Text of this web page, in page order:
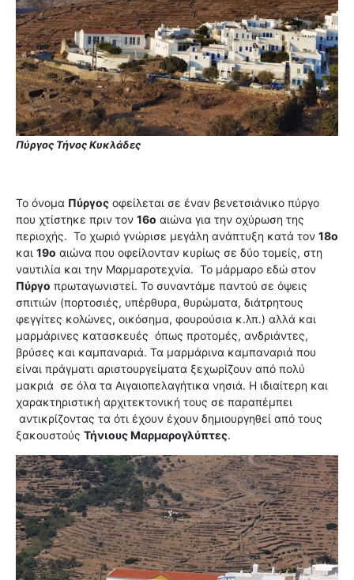
Πύργος Τήνος Κυκλάδες
Το όνομα Πύργος οφείλεται σε έναν βενετσιάνικο πύργο
που χτίστηκε πριν τον 16ο αιώνα για την οχύρωση της
περιοχής. Το χωριό γνώρισε μεγάλη ανάπτυξη κατά τον 18ο
και 19ο αιώνα που οφείλονταν κυρίως σε δύο τομείς, στη
ναυτιλία και την Μαρμαροτεχνία. Το μάρμαρο εδώ στον
Πύργο πρωταγωνιστεί. Το συναντάμε παντού σε όψεις
σπιτιών (πορτοσιές, υπέρθυρα, θυρώματα, διάτρητους
φεγγίτες κολώνες, οικόσημα, φουρούσια κ.λπ.) αλλά και
μαρμάρινες κατασκευές όπως προτομές, ανδριάντες,
βρύσες και καμπαναριά. Τα μαρμάρινα καμπαναριά που
είναι πράγματι αριστουργείματα ξεχωρίζουν από πολύ
μακριά σε όλα τα Αιγαιοπελαγήτικα νησιά. Η ιδιαίτερη και
χαρακτηριστική αρχιτεκτονική τους σε παραπέμπει
αντικρίζοντας τα ότι έχουν έχουν δημιουργηθεί από τους
ξακουστούς Τήνιους Μαρμαρογλύπτες.